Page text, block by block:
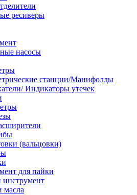
ресиверы
насосы
станции/Манифолды
Индикаторы утечек
(вальцовки)
для пайки
масла